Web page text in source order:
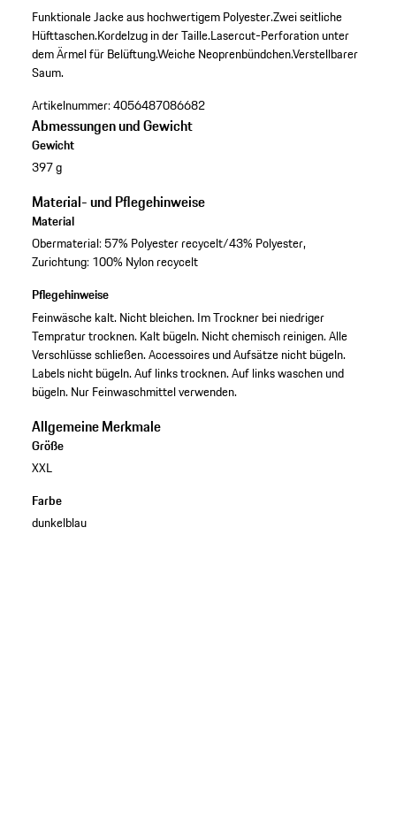
Funktionale Jacke aus hochwertigem Polyester.Zwei seitliche
Hüfttaschen.Kordelzug in der Taille.Lasercut-Perforation unter
dem Ärmel für Belüftung.Weiche Neoprenbündchen.Verstellbarer
Saum.
Artikelnummer:4056487086682
Abmessungen und Gewicht
Gewicht
397 g
Material- und Pflegehinweise
Material
Obermaterial: 57% Polyester recycelt/43% Polyester,
Zurichtung: 100% Nylon recycelt
Pflegehinweise
Feinwäsche kalt. Nicht bleichen. Im Trockner bei niedriger
Tempratur trocknen. Kalt bügeln. Nicht chemisch reinigen. Alle
Verschlüsse schließen. Accessoires und Aufsätze nicht bügeln.
Labels nicht bügeln. Auf links trocknen. Auf links waschen und
bügeln. Nur Feinwaschmittel verwenden.
Allgemeine Merkmale
Größe
XXL
Farbe
dunkelblau